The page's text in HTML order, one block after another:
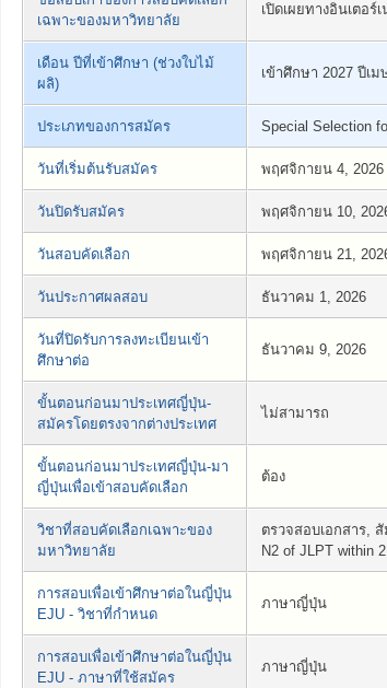
เฉพาะของมหาวิทยาลัย
เปิดเผยทางอินเตอร์
เดือน ปีที่เข้าศึกษา (ช่วงใบไม้
ผลิ)
เข้าศึกษา 2027 ปีเ
ประเภทของการสมัคร Special Selection
วันที่เริ่มต้นรับสมัคร พฤศจิกายน 4, 2026
วันปิดรับสมัคร พฤศจิกายน 10,
วันสอบคัดเลือก พฤศจิกายน 21,
วันประกาศผลสอบ ธันวาคม 1, 2026
วันที่ปิดรับการลงทะเบียนเข้า
ศึกษาต่อ
ธันวาคม 9, 2026
ขั้นตอนก่อนมาประเทศญี่ปุ่น-
สมัครโดยตรงจากต่างประเทศ
ไม่สามารถ
ขั้นตอนก่อนมาประเทศญี่ปุ่น-มา
ญี่ปุ่นเพื่อเข้าสอบคัดเลือก
ต้อง
วิชาที่สอบคัดเลือกเฉพาะของ
มหาวิทยาลัย
ตรวจสอบเอกสาร,
N2 of JLPT within
การสอบเพื่อเข้าศึกษาต่อในญี่ปุ่น
EJU - วิชาที่กำหนด
ภาษาญี่ปุ่น
การสอบเพื่อเข้าศึกษาต่อในญี่ปุ่น
EJU - ภาษาที่ใช้สมัคร
ภาษาญี่ปุ่น